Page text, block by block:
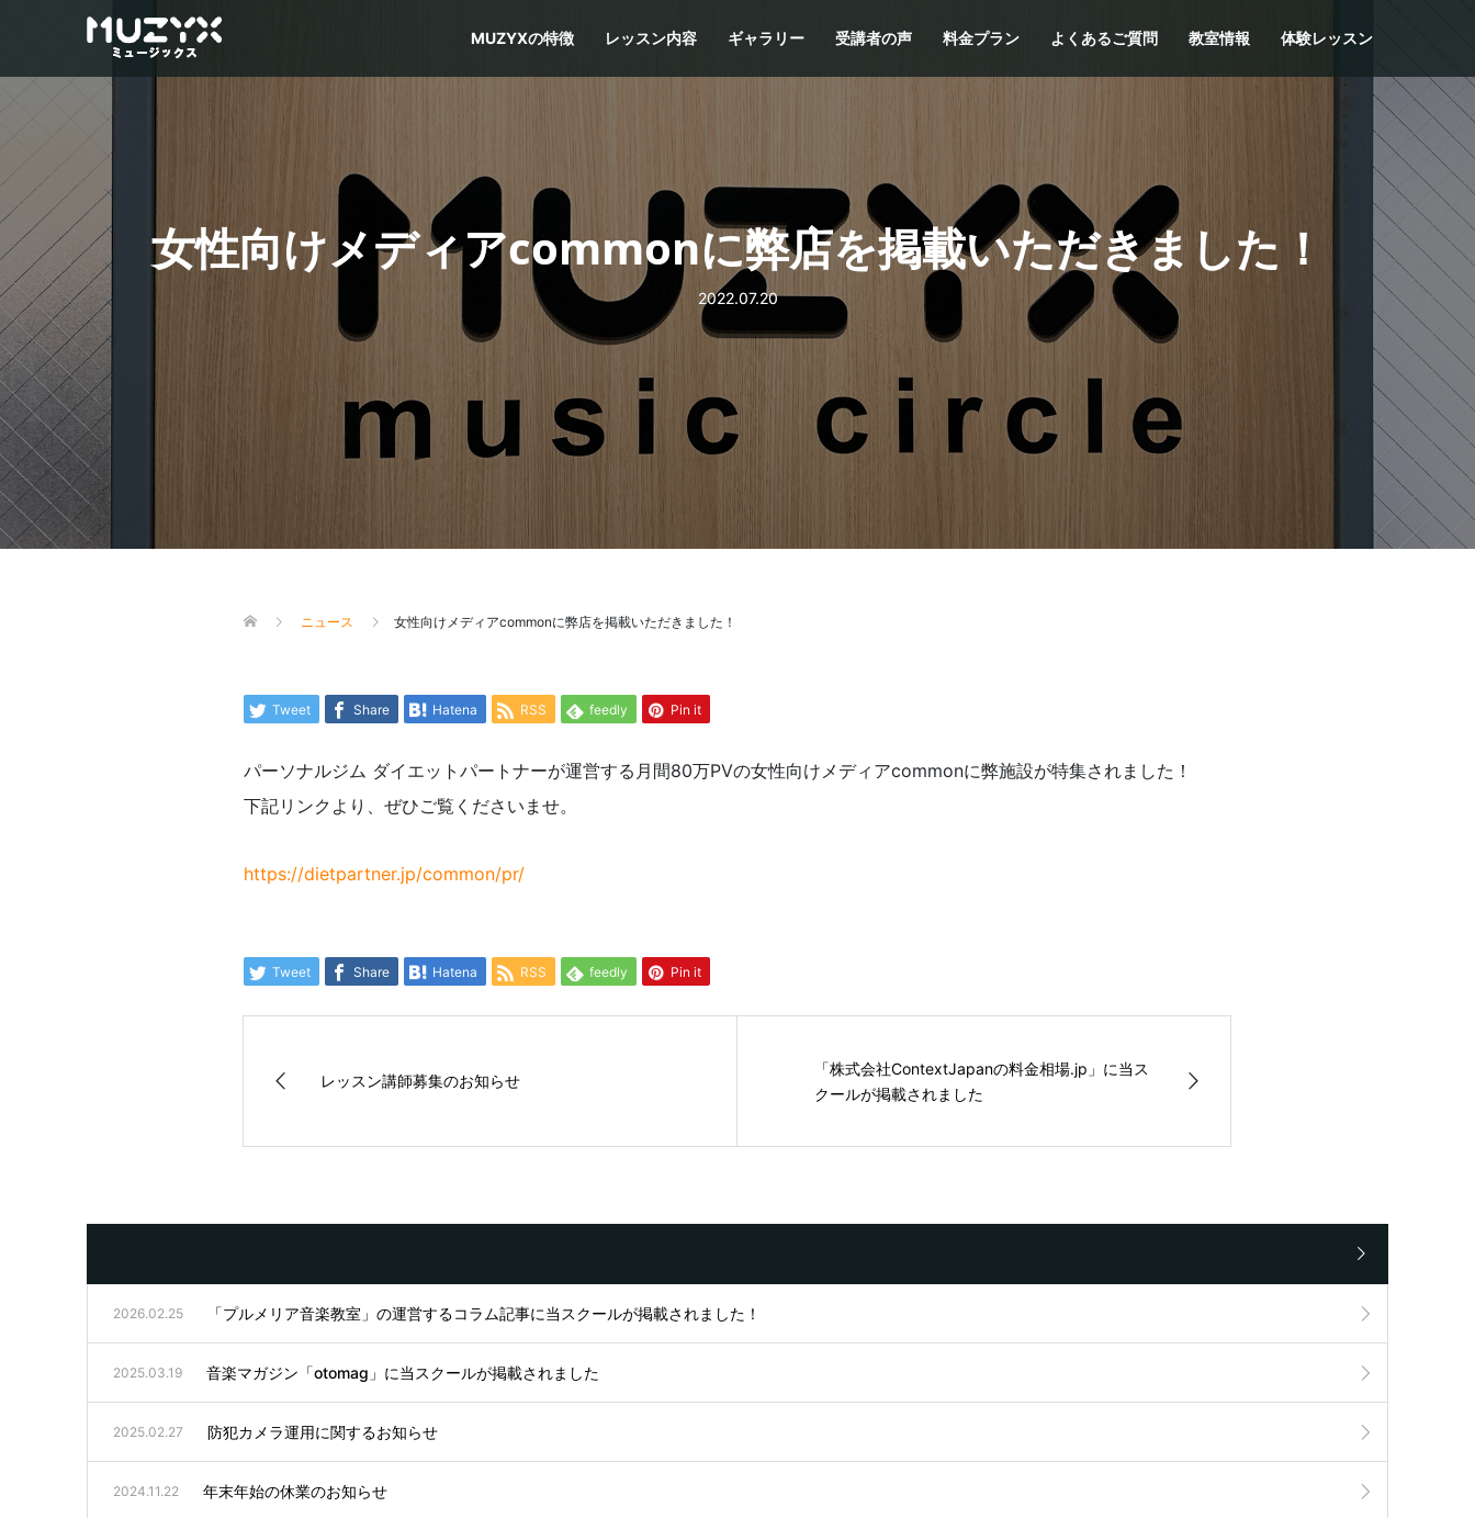
MUZYXの特徴 レッスン内容 ギャラリー 受講者の声 料金プラン よくあるご質問 教室情報 体験レッスン
女性向けメディアcommonに弊店を掲載いただきました！
2022.07.20
ニュース 女性向けメディアcommonに弊店を掲載いただきました！
Tweet Share Hatena RSS feedly Pin it
パーソナルジム ダイエットパートナーが運営する月間80万PVの女性向けメディアcommonに弊施設が特集されました！
下記リンクより、ぜひご覧くださいませ。
https://dietpartner.jp/common/pr/
Tweet Share Hatena RSS feedly Pin it
レッスン講師募集のお知らせ
「株式会社ContextJapanの料金相場.jp」に当ス
クールが掲載されました
2026.02.25 「プルメリア音楽教室」の運営するコラム記事に当スクールが掲載されました！
2025.03.19 音楽マガジン「otomag」に当スクールが掲載されました
2025.02.27 防犯カメラ運用に関するお知らせ
2024.11.22 年末年始の休業のお知らせ